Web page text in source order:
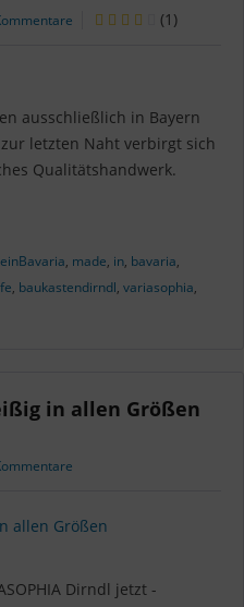
(1 )
ausschließlich in Bayern
letzten Naht verbirgt sich
Qualitätshandwerk.
, made, in, bavaria,
, baukastendirndl, variasophia,
in allen Größen
Dirndl jetzt -